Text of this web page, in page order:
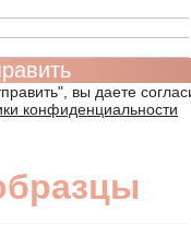
вы даете
конфиденциальности